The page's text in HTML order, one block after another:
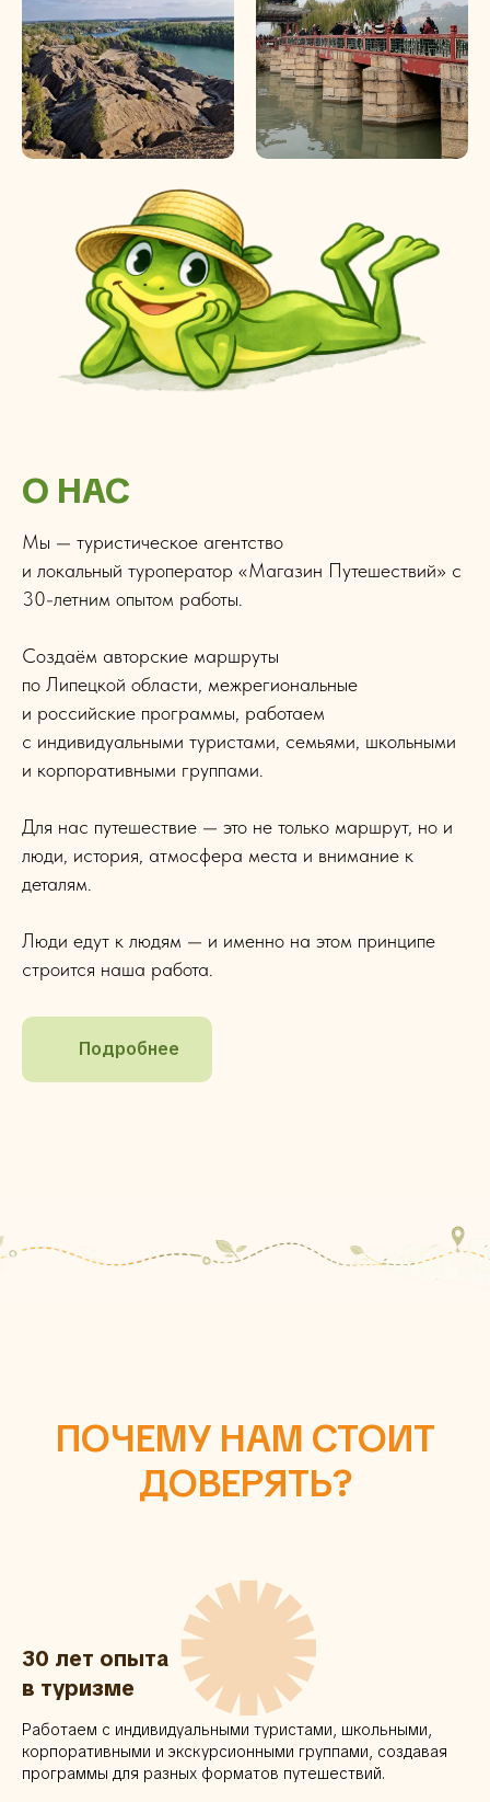
О НАС
Мы — туристическое агентство
и локальный туроператор «Магазин Путешествий» с
30-летним опытом работы.
Создаём авторские маршруты
по Липецкой области, межрегиональные
и российские программы, работаем
с индивидуальными туристами, семьями, школьными
и корпоративными группами.
Для нас путешествие — это не только маршрут, но и
люди, история, атмосфера места и внимание к
деталям.
Люди едут к людям — и именно на этом принципе
строится наша работа.
Подробнее
ПОЧЕМУ НАМ СТОИТ
ДОВЕРЯТЬ?
30 лет опыта
в туризме
Работаем с индивидуальными туристами, школьными,
корпоративными и экскурсионными группами, создавая
программы для разных форматов путешествий.
✺